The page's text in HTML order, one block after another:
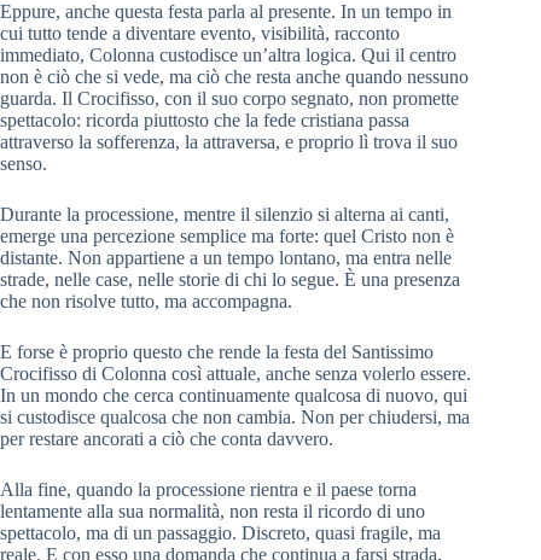
Eppure, anche questa festa parla al presente. In un tempo in
cui tutto tende a diventare evento, visibilità, racconto
immediato, Colonna custodisce un’altra logica. Qui il centro
non è ciò che si vede, ma ciò che resta anche quando nessuno
guarda. Il Crocifisso, con il suo corpo segnato, non promette
spettacolo: ricorda piuttosto che la fede cristiana passa
attraverso la sofferenza, la attraversa, e proprio lì trova il suo
senso.
Durante la processione, mentre il silenzio si alterna ai canti,
emerge una percezione semplice ma forte: quel Cristo non è
distante. Non appartiene a un tempo lontano, ma entra nelle
strade, nelle case, nelle storie di chi lo segue. È una presenza
che non risolve tutto, ma accompagna.
E forse è proprio questo che rende la festa del Santissimo
Crocifisso di Colonna così attuale, anche senza volerlo essere.
In un mondo che cerca continuamente qualcosa di nuovo, qui
si custodisce qualcosa che non cambia. Non per chiudersi, ma
per restare ancorati a ciò che conta davvero.
Alla fine, quando la processione rientra e il paese torna
lentamente alla sua normalità, non resta il ricordo di uno
spettacolo, ma di un passaggio. Discreto, quasi fragile, ma
reale. E con esso una domanda che continua a farsi strada,